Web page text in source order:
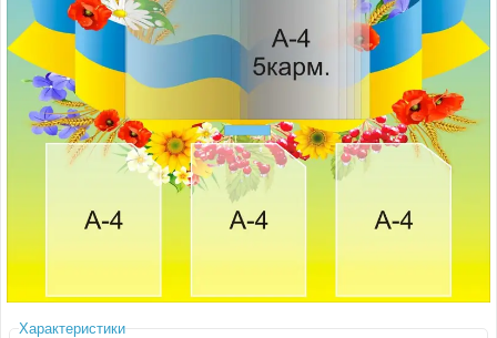
СТЕНДИ ДЛЯ ШКОЛИ
ІНШЕ
Характеристики